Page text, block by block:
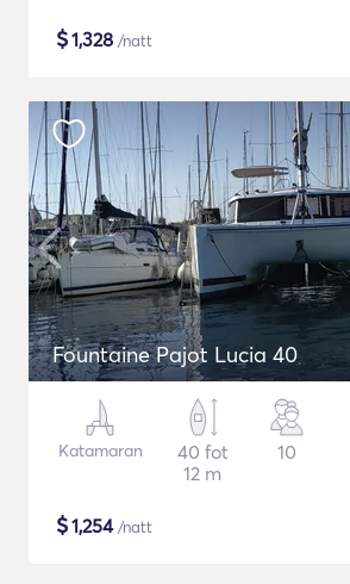
$1,328 /natt
Fountaine Pajot Lucia 40
Katamaran
40 fot
12 m
10
$1,254/natt